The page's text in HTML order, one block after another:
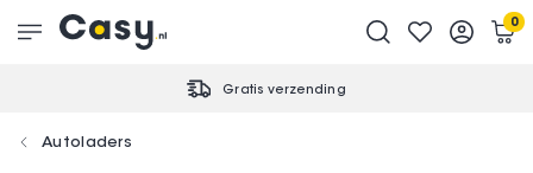
Gratis verzending
0
Autoladers